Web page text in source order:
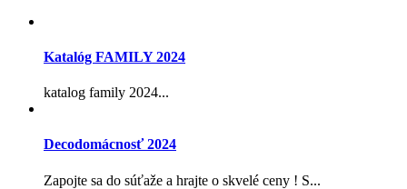
Katalóg FAMILY 2024
katalog family 2024...
Decodomácnosť 2024
Zapojte sa do súťaže a hrajte o skvelé ceny ! S...